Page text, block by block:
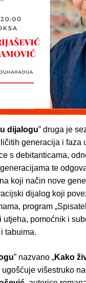
dijalogu” druga je
generacija i faza
s debitanticama,
te
koji način nove
dijalog koji
program
pomoćnik i
tabuima.
” nazvano „Kako
višestruko